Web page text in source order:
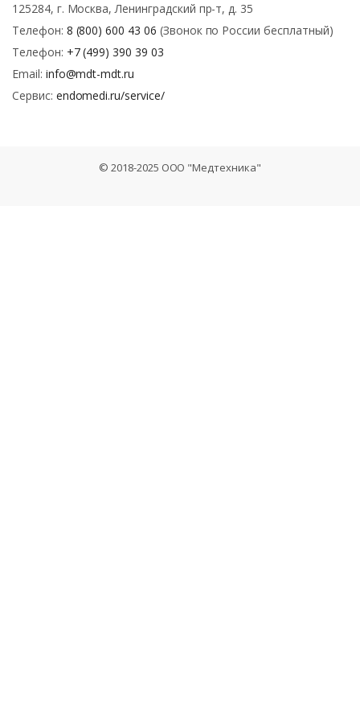
125284, г. Москва, Ленинградский пр-т, д. 35
Телефон: 8 (800) 600 43 06 (Звонок по России бесплатный)
Телефон: +7 (499) 390 39 03
Email: info@mdt-mdt.ru
Сервис: endomedi.ru/service/
© 2018-2025 ООО "Медтехника"